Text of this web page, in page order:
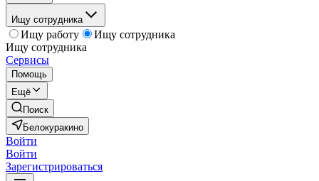
Ищу сотрудника
Ищу работу
Ищу сотрудника
Ищу сотрудника
Сервисы
Помощь
Ещё
Поиск
Белокуракино
Войти
Войти
Зарегистрироваться